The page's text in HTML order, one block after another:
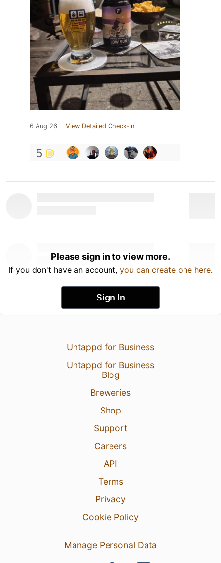
6 Aug 26 View Detailed Check-in
5
Please sign in to view more.
If you don't have an account, you can create one here.
Sign In
Untappd for Business
Untappd for Business
Blog
Breweries
Shop
Support
Careers
API
Terms
Privacy
Cookie Policy
Manage Personal Data